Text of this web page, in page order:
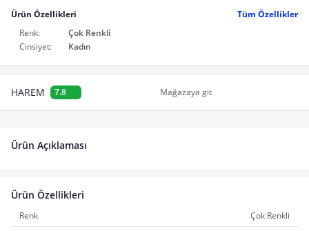
Ürün Özellikleri
Tüm Özellikler
Renk:
Çok Renkli
Cinsiyet:
Kadın
HAREM 7.8 Mağazaya git
Ürün Açıklaması
Ürün Özellikleri
Renk
Çok Renkli